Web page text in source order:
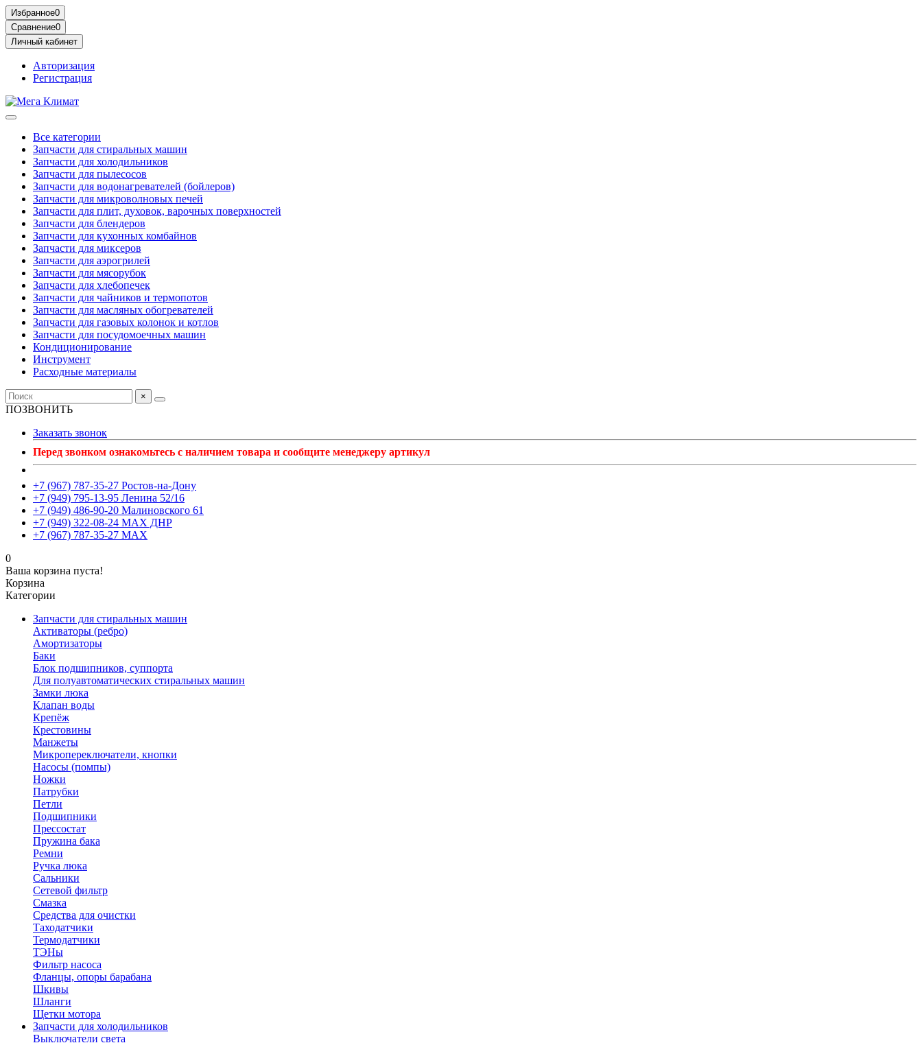
Избранное0
Сравнение0
Личный кабинет
Авторизация
Регистрация
Все категории
Запчасти для стиральных машин
Запчасти для холодильников
Запчасти для пылесосов
Запчасти для водонагревателей (бойлеров)
Запчасти для микроволновых печей
Запчасти для плит, духовок, варочных поверхностей
Запчасти для блендеров
Запчасти для кухонных комбайнов
Запчасти для миксеров
Запчасти для аэрогрилей
Запчасти для мясорубок
Запчасти для хлебопечек
Запчасти для чайников и термопотов
Запчасти для масляных обогревателей
Запчасти для газовых колонок и котлов
Запчасти для посудомоечных машин
Кондиционирование
Инструмент
Расходные материалы
×
ПОЗВОНИТЬ
Заказать звонок
Перед звонком ознакомьтесь с наличием товара и сообщите менеджеру артикул
+7 (967) 787-35-27 Ростов-на-Дону
+7 (949) 795-13-95 Ленина 52/16
+7 (949) 486-90-20 Малиновского 61
+7 (949) 322-08-24 MAX ДНР
+7 (967) 787-35-27 MAX
0
Ваша корзина пуста!
Корзина
Категории
Запчасти для стиральных машин
Активаторы (ребро)
Амортизаторы
Баки
Блок подшипников, суппорта
Для полуавтоматических стиральных машин
Замки люка
Клапан воды
Крепёж
Крестовины
Манжеты
Микропереключатели, кнопки
Насосы (помпы)
Ножки
Патрубки
Петли
Подшипники
Прессостат
Пружина бака
Ремни
Ручка люка
Сальники
Сетевой фильтр
Смазка
Средства для очистки
Таходатчики
Термодатчики
ТЭНы
Фильтр насоса
Фланцы, опоры барабана
Шкивы
Шланги
Щетки мотора
Запчасти для холодильников
Выключатели света